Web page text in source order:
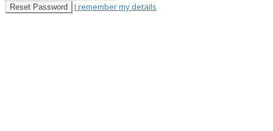
Reset Password I remember my details